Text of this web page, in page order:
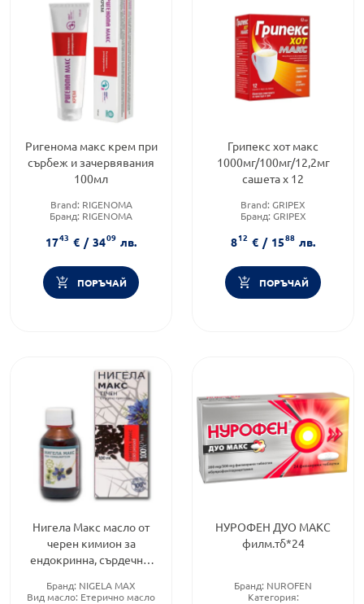
Ригенома макс крем при
сърбеж и зачервявания
100мл
Brand: RIGENOMA
Бранд: RIGENOMA
възрастни/деца
1743 € / 3409 лв.
ПОРЪЧАЙ
Грипекс хот макс
1000мг/100мг/12,2мг
сашета х 12
Brand: GRIPEX
Бранд: GRIPEX
температура
812 € / 1588 лв.
ПОРЪЧАЙ
Нигела Макс масло от
черен кимион за
ендокринна, сърдечно-
Бранд: NIGELA MAX
Вид масло: Етерично масло
НУРОФЕН ДУО МАКС
филм.тб*24
Бранд: NUROFEN
Категория: